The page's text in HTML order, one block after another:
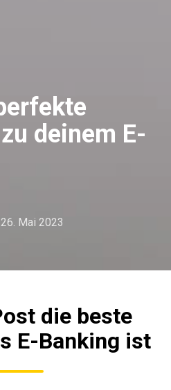
deinem E-
26. Mai 2023
die beste
E-Banking ist